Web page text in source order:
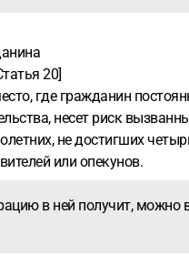
20]
где гражданин
несет риск
не достигших
или опекунов.
в ней получит, можно